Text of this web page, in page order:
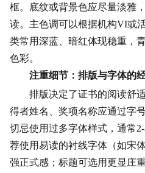
框。底纹或背景色应尽量淡雅
读。主色调可以根据机构VI或
类常用深蓝、暗红体现稳重，
色彩。
注重细节：排版与字体的
排版决定了证书的阅读舒
得者姓名、奖项名称应通过字
切忌使用过多字体样式，通常
荐使用易读的衬线字体（如宋
强正式感；标题可选用更显庄